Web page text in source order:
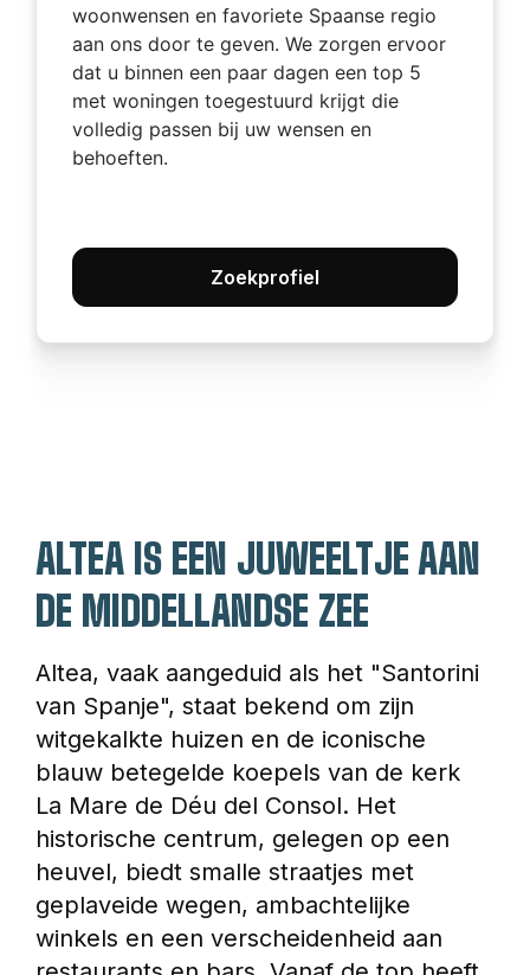
woonwensen en favoriete Spaanse regio
aan ons door te geven. We zorgen ervoor
dat u binnen een paar dagen een top 5
met woningen toegestuurd krijgt die
volledig passen bij uw wensen en
behoeften.
Zoekprofiel
ALTEA IS EEN JUWEELTJE AAN
DE MIDDELLANDSE ZEE
Altea, vaak aangeduid als het "Santorini
van Spanje", staat bekend om zijn
witgekalkte huizen en de iconische
blauw betegelde koepels van de kerk
La Mare de Déu del Consol. Het
historische centrum, gelegen op een
heuvel, biedt smalle straatjes met
geplaveide wegen, ambachtelijke
winkels en een verscheidenheid aan